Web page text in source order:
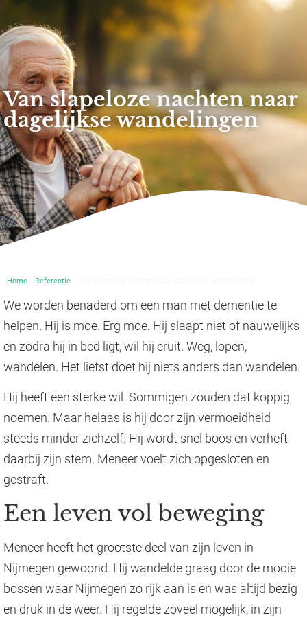
Van slapeloze nachten naar
dagelijkse wandelingen
Home Referentie
We worden benaderd om een man met dementie te
helpen. Hij is moe. Erg moe. Hij slaapt niet of nauwelijks
en zodra hij in bed ligt, wil hij eruit. Weg, lopen,
wandelen. Het liefst doet hij niets anders dan wandelen.
Hij heeft een sterke wil. Sommigen zouden dat koppig
noemen. Maar helaas is hij door zijn vermoeidheid
steeds minder zichzelf. Hij wordt snel boos en verheft
daarbij zijn stem. Meneer voelt zich opgesloten en
gestraft.
Een leven vol beweging
Meneer heeft het grootste deel van zijn leven in
Nijmegen gewoond. Hij wandelde graag door de mooie
bossen waar Nijmegen zo rijk aan is en was altijd bezig
en druk in de weer. Hij regelde zoveel mogelijk, in zijn